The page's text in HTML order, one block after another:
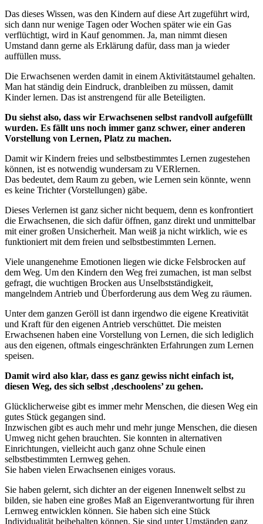
Das dieses Wissen, was den Kindern auf diese Art zugeführt wird,
sich dann nur wenige Tagen oder Wochen später wie ein Gas
verflüchtigt, wird in Kauf genommen. Ja, man nimmt diesen
Umstand dann gerne als Erklärung dafür, dass man ja wieder
auffüllen muss.
Die Erwachsenen werden damit in einem Aktivitätstaumel gehalten.
Man hat ständig dein Eindruck, dranbleiben zu müssen, damit
Kinder lernen. Das ist anstrengend für alle Beteiligten.
Du siehst also, dass wir Erwachsenen selbst randvoll aufgefüllt
wurden. Es fällt uns noch immer ganz schwer, einer anderen
Vorstellung von Lernen, Platz zu machen.
Damit wir Kindern freies und selbstbestimmtes Lernen zugestehen
können, ist es notwendig wundersam zu VERlernen.
Das bedeutet, dem Raum zu geben, wie Lernen sein könnte, wenn
es keine Trichter (Vorstellungen) gäbe.
Dieses Verlernen ist ganz sicher nicht bequem, denn es konfrontiert
die Erwachsenen, die sich dafür öffnen, ganz direkt und unmittelbar
mit einer großen Unsicherheit. Man weiß ja nicht wirklich, wie es
funktioniert mit dem freien und selbstbestimmten Lernen.
Viele unangenehme Emotionen liegen wie dicke Felsbrocken auf
dem Weg. Um den Kindern den Weg frei zumachen, ist man selbst
gefragt, die wuchtigen Brocken aus Unselbstständigkeit,
mangelndem Antrieb und Überforderung aus dem Weg zu räumen.
Unter dem ganzen Geröll ist dann irgendwo die eigene Kreativität
und Kraft für den eigenen Antrieb verschüttet. Die meisten
Erwachsenen haben eine Vorstellung von Lernen, die sich lediglich
aus den eigenen, oftmals eingeschränkten Erfahrungen zum Lernen
speisen.
Damit wird also klar, dass es ganz gewiss nicht einfach ist,
diesen Weg, des sich selbst ‚deschoolens’ zu gehen.
Glücklicherweise gibt es immer mehr Menschen, die diesen Weg ein
gutes Stück gegangen sind.
Inzwischen gibt es auch mehr und mehr junge Menschen, die diesen
Umweg nicht gehen brauchten. Sie konnten in alternativen
Einrichtungen, vielleicht auch ganz ohne Schule einen
selbstbestimmten Lernweg gehen.
Sie haben vielen Erwachsenen einiges voraus.
Sie haben gelernt, sich dichter an der eigenen Innenwelt selbst zu
bilden, sie haben eine großes Maß an Eigenverantwortung für ihren
Lernweg entwicklen können. Sie haben sich eine Stück
Individualität beibehalten können. Sie sind unter Umständen ganz